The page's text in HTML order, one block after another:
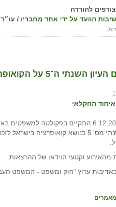
להורדה
הוועד על ידי אחד מחבריו /
על הקואופרציה בישראל לזכר פרופ׳ סמדר אוטולנגי ז״ל
החקלאי
ביום ג', 6.12.2022 התקיים בפקולטה
יום עיון השנתי מס' 5 בנושא קואופרציה
מהאירוע וקטעי הוידאו של ההרצאות.
ערוץ "חוק ומשפט - המשפט
מאמרים